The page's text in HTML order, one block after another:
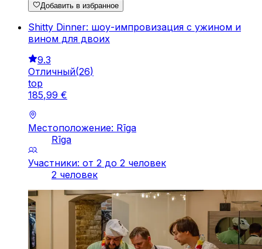
Добавить в избранное
Shitty Dinner: шоу-импровизация с ужином и
вином для двоих
9.3
Отличный(26)
top
185,99 €
Местоположение: Rīga
Rīga
Участники: от 2 до 2 человек
2 человек